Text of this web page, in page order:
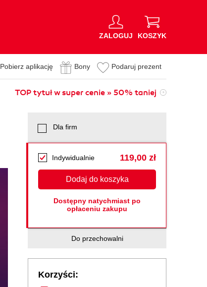
ZALOGUJ KOSZYK
Pobierz aplikację Bony Podaruj prezent
TOP tytuł w super cenie » 50% taniej
Dla firm
Indywidualnie 119,00 zł
Dodaj do koszyka
Dostępny natychmiast po
opłaceniu zakupu
Do przechowalni
Korzyści: